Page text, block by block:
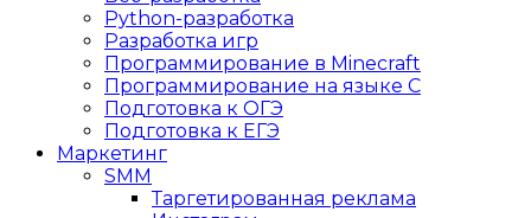
Python-разработка
Разработка игр
Программирование в Minecraft
Программирование на языке C
Подготовка к ОГЭ
Подготовка к ЕГЭ
Маркетинг
SMM
Таргетированная реклама